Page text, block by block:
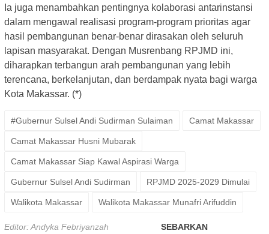
Ia juga menambahkan pentingnya kolaborasi antarinstansi
dalam mengawal realisasi program-program prioritas agar
hasil pembangunan benar-benar dirasakan oleh seluruh
lapisan masyarakat. Dengan Musrenbang RPJMD ini,
diharapkan terbangun arah pembangunan yang lebih
terencana, berkelanjutan, dan berdampak nyata bagi warga
Kota Makassar. (*)
#Gubernur Sulsel Andi Sudirman Sulaiman Camat Makassar
Camat Makassar Husni Mubarak
Camat Makassar Siap Kawal Aspirasi Warga
Gubernur Sulsel Andi Sudirman RPJMD 2025-2029 Dimulai
Walikota Makassar Walikota Makassar Munafri Arifuddin
Editor: Andyka Febriyanzah SEBARKAN